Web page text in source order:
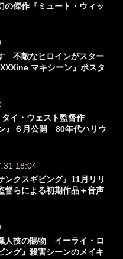
の傑作『ミュート・ウィッ
不敵なヒロインがスター
マキシーン』ポスタ
タイ・ウェスト監督作
』６月公開 80年代ハリウ
18:04
ンクスギビング』11月リリ
らによる初期作品＋音声
人技の賜物 イーライ・ロ
ング』殺害シーンのメイキ